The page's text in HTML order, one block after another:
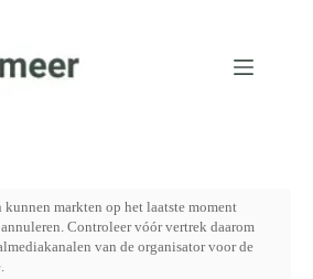
markten op het laatste moment
Controleer vóór vertrek daarom
van de organisator voor de